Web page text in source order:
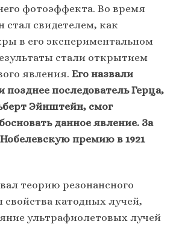
фотоэффекта. Во время
стал свидетелем, как
в его экспериментальном
стали открытием
явления. Его назвали
позднее последователь Герца,
Эйнштейн, смог
данное явление. За
премию в 1921
теорию резонансного
свойства катодных лучей,
ультрафиолетовых лучей